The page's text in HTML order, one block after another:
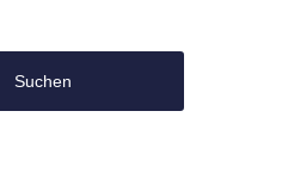
Suchen